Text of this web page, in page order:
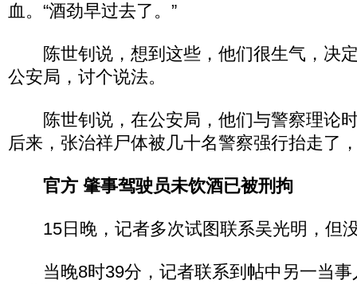
血。“酒劲早过去了。”
陈世钊说，想到这些，他们很生气，决
公安局，讨个说法。
陈世钊说，在公安局，他们与警察理论
后来，张治祥尸体被几十名警察强行抬走了
官方 肇事驾驶员未饮酒已被刑拘
15日晚，记者多次试图联系吴光明，但
当晚8时39分，记者联系到帖中另一当事